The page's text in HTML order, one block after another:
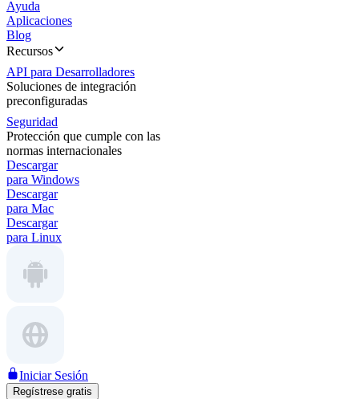
Ayuda
Aplicaciones
Blog
Recursos
API para Desarrolladores
Soluciones de integración
preconfiguradas
Seguridad
Protección que cumple con las
normas internacionales
Descargar
para Windows
Descargar
para Mac
Descargar
para Linux
Iniciar Sesión
Regístrese gratis